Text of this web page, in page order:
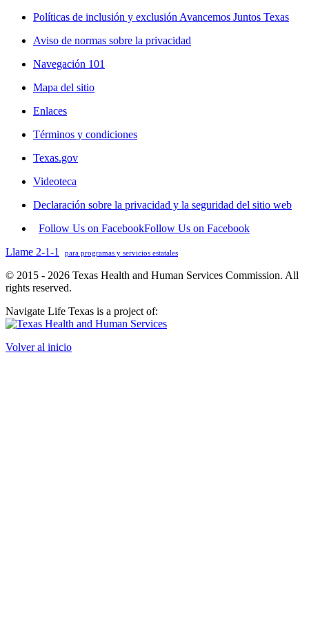
Políticas de inclusión y exclusión Avancemos Juntos Texas
Aviso de normas sobre la privacidad
Navegación 101
Mapa del sitio
Enlaces
Términos y condiciones
Texas.gov
Videoteca
Declaración sobre la privacidad y la seguridad del sitio web
Follow Us on FacebookFollow Us on Facebook
Llame 2-1-1
para programas y servicios estatales
© 2015 - 2026 Texas Health and Human Services Commission. All
rights reserved.
Navigate Life Texas is a project of:
Volver al inicio